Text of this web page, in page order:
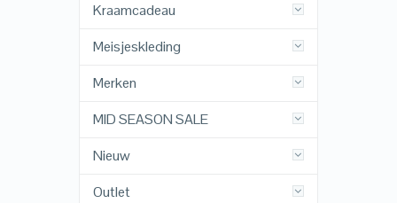
Kraamcadeau
Meisjeskleding
Merken
MID SEASON SALE
Nieuw
Outlet